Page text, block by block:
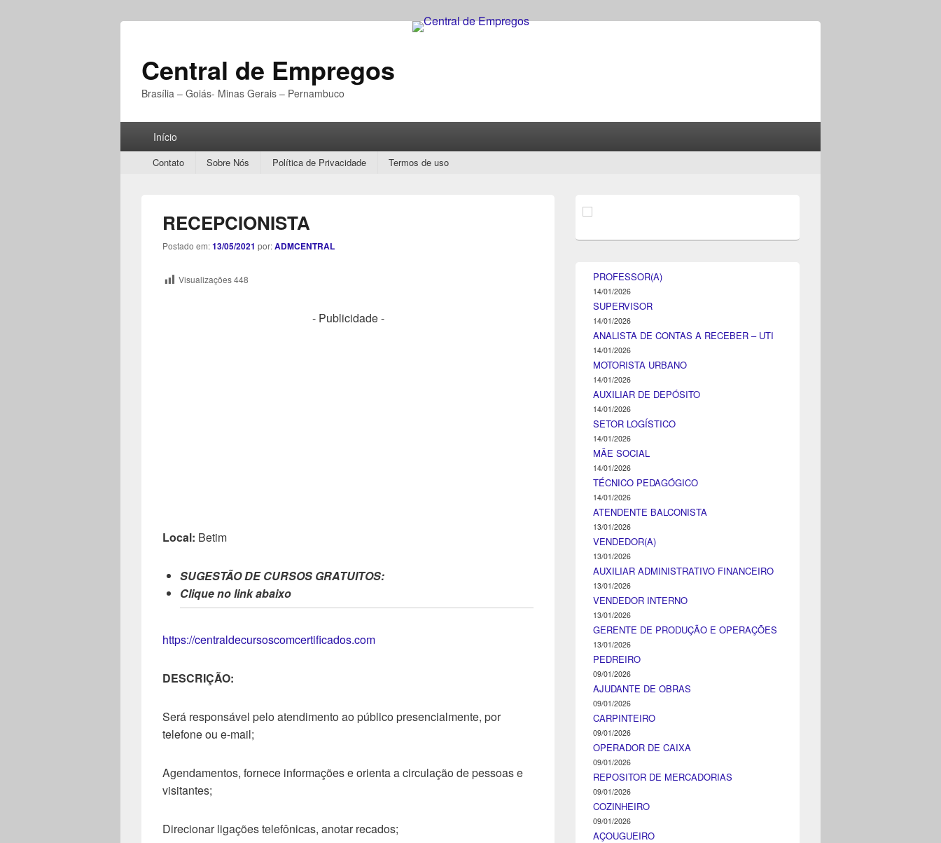
Central de Empregos
Brasília – Goiás- Minas Gerais – Pernambuco
PrincipalInício
Secondary
Contato Sobre Nós Política de Privacidade Termos de uso
RECEPCIONISTA
Postado em:13/05/2021 por:ADMCENTRAL
Visualizações448
- Publicidade -
Local: Betim
SUGESTÃO DE CURSOS GRATUITOS:
Clique no link abaixo
https://centraldecursoscomcertificados.com
DESCRIÇÃO:
Será responsável pelo atendimento ao público presencialmente, por
telefone ou e-mail;
Agendamentos, fornece informações e orienta a circulação de pessoas e
visitantes;
Direcionar ligações telefônicas, anotar recados;
da
lateral
PROFESSOR(A)
14/01/2026
SUPERVISOR
14/01/2026
ANALISTA DE CONTAS A RECEBER – UTI
14/01/2026
MOTORISTA URBANO
14/01/2026
AUXILIAR DE DEPÓSITO
14/01/2026
SETOR LOGÍSTICO
14/01/2026
MÃE SOCIAL
14/01/2026
TÉCNICO PEDAGÓGICO
14/01/2026
ATENDENTE BALCONISTA
13/01/2026
VENDEDOR(A)
13/01/2026
AUXILIAR ADMINISTRATIVO FINANCEIRO
13/01/2026
VENDEDOR INTERNO
13/01/2026
GERENTE DE PRODUÇÃO E OPERAÇÕES
13/01/2026
PEDREIRO
09/01/2026
AJUDANTE DE OBRAS
09/01/2026
CARPINTEIRO
09/01/2026
OPERADOR DE CAIXA
09/01/2026
REPOSITOR DE MERCADORIAS
09/01/2026
COZINHEIRO
09/01/2026
AÇOUGUEIRO